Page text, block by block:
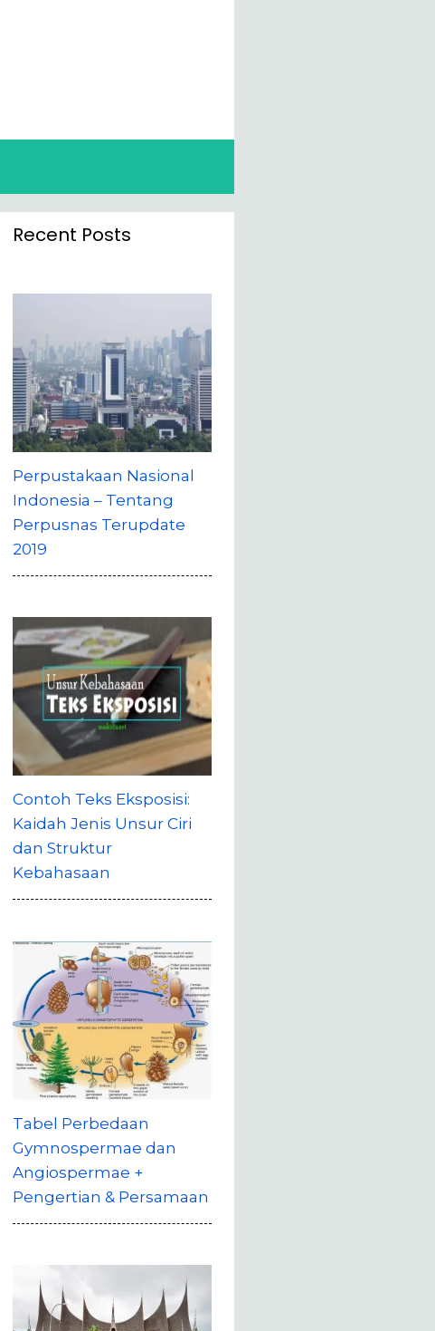
Recent Posts
Perpustakaan Nasional
Indonesia – Tentang
Perpusnas Terupdate
2019
Contoh Teks Eksposisi:
Kaidah Jenis Unsur Ciri
dan Struktur
Kebahasaan
Tabel Perbedaan
Gymnospermae dan
Angiospermae +
Pengertian & Persamaan